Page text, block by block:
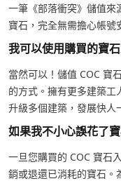
一筆《部落衝突》儲值來
寶石，完全無需擔心帳號
我可以使用購買的寶
當然可以！儲值 COC 寶
的方式。擁有更多建築
升級多個建築，發展快人
如果我不小心誤花了
一旦您購買的 COC 寶石
銷或退還已消耗的寶石。